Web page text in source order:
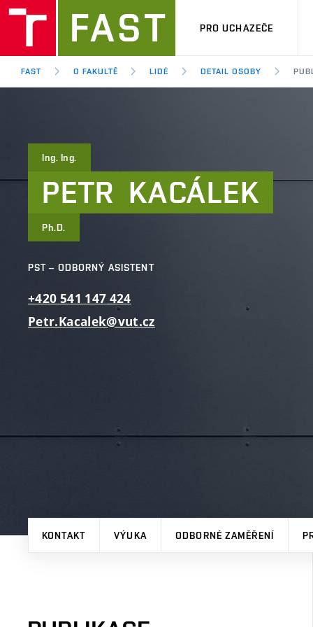
PRO UCHAZEČE
FAST O FAKULTĚ LIDÉ DETAIL OSOBY
Ing. Ing.
PETR KACÁLEK
Ph.D.
PST – ODBORNÝ ASISTENT
+420 541 147 424
Petr.Kacalek@vut.cz
KONTAKT VÝUKA ODBORNÉ ZAMĚŘENÍ